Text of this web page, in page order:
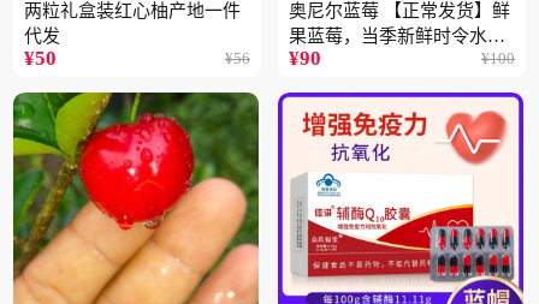
两粒礼盒装红心柚产地一件
代发
¥50 ¥56
奥尼尔蓝莓 【正常发货】鲜
果蓝莓，当季新鲜时令水果
顺丰包邮
¥90 ¥100